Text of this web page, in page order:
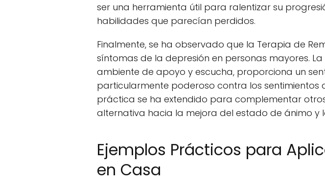
ser una herramienta útil para ralentizar su
habilidades que parecían perdidos.
Finalmente, se ha observado que la Terapia de
síntomas de la depresión en personas mayores.
ambiente de apoyo y escucha, proporciona un
particularmente poderoso contra los sentimientos
práctica se ha extendido para complementar
alternativa hacia la mejora del estado de ánimo y
Ejemplos Prácticos para
en Casa